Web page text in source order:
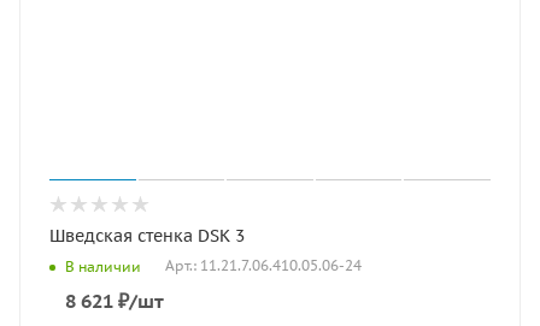
Шведская стенка DSK 3
В наличии Арт.: 11.21.7.06.410.05.06-24
8 621 ₽/шт